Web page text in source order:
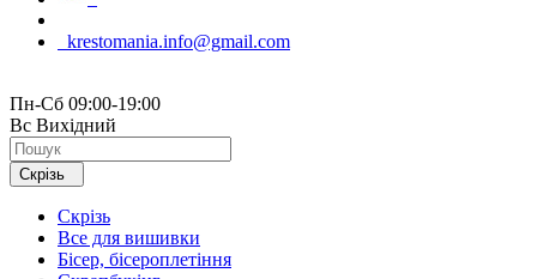
krestomania.info@gmail.com
Пн-Сб 09:00-19:00
Вс Вихідний
Скрізь
Скрізь
Все для вишивки
Бісер, бісероплетіння